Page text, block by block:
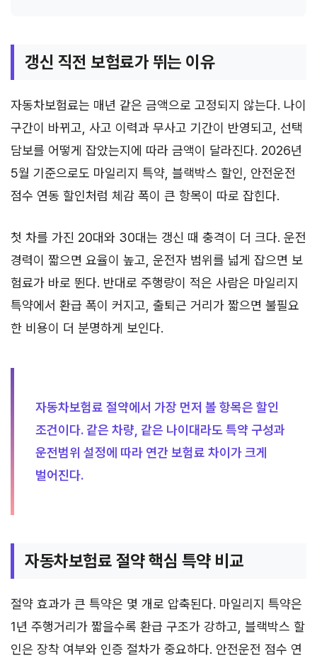
갱신 직전 보험료가 뛰는 이유
자동차보험료는 매년 같은 금액으로 고정되지 않는다. 나이
구간이 바뀌고, 사고 이력과 무사고 기간이 반영되고, 선택
담보를 어떻게 잡았는지에 따라 금액이 달라진다. 2026년
5월 기준으로도 마일리지 특약, 블랙박스 할인, 안전운전
점수 연동 할인처럼 체감 폭이 큰 항목이 따로 잡힌다.
첫 차를 가진 20대와 30대는 갱신 때 충격이 더 크다. 운전
경력이 짧으면 요율이 높고, 운전자 범위를 넓게 잡으면 보
험료가 바로 뛴다. 반대로 주행량이 적은 사람은 마일리지
특약에서 환급 폭이 커지고, 출퇴근 거리가 짧으면 불필요
한 비용이 더 분명하게 보인다.
자동차보험료 절약에서 가장 먼저 볼 항목은 할인
조건이다. 같은 차량, 같은 나이대라도 특약 구성과
운전범위 설정에 따라 연간 보험료 차이가 크게
벌어진다.
자동차보험료 절약 핵심 특약 비교
절약 효과가 큰 특약은 몇 개로 압축된다. 마일리지 특약은
1년 주행거리가 짧을수록 환급 구조가 강하고, 블랙박스 할
인은 장착 여부와 인증 절차가 중요하다. 안전운전 점수 연